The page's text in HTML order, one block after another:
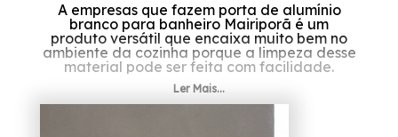
A empresas que fazem porta de alumínio
branco para banheiro Mairiporã é um
produto versátil que encaixa muito bem no
ambiente da cozinha porque a limpeza desse
material pode ser feita com facilidade.
Quer conhecer empresas que
Ler Mais...